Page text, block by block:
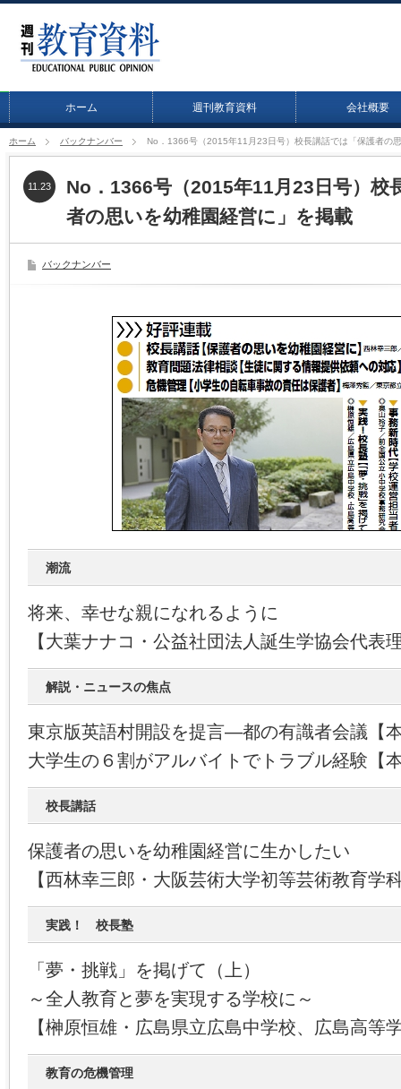
ホーム 週刊教育資料 会社概要
ホーム バックナンバー No．1366号（2015年11月23日号）校長講話では「保護者の
No．1366号（2015年11月23日号）校
者の思いを幼稚園経営に」を掲載
11.23
バックナンバー
潮流
将来、幸せな親になれるように
【大葉ナナコ・公益社団法人誕生学協会代表
解説・ニュースの焦点
東京版英語村開設を提言―都の有識者会議【
大学生の６割がアルバイトでトラブル経験【
校長講話
保護者の思いを幼稚園経営に生かしたい
【西林幸三郎・大阪芸術大学初等芸術教育学
実践！ 校長塾
「夢・挑戦」を掲げて（上）
～全人教育と夢を実現する学校に～
【榊原恒雄・広島県立広島中学校、広島高等
教育の危機管理